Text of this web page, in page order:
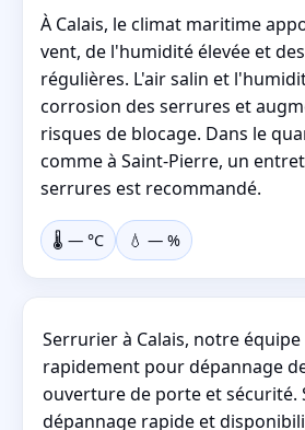
À Calais, le climat maritime
vent, de l'humidité élevée et
régulières. L'air salin et
corrosion des serrures et
risques de blocage. Dans le
comme à Saint-Pierre, un
serrures est recommandé.
🌡️ — °C 💧 — %
Serrurier à Calais, notre
rapidement pour dépannage
ouverture de porte et sécurité.
dépannage rapide et